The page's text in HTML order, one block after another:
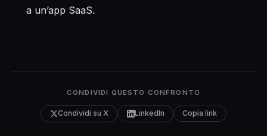
a un’app SaaS.
CONDIVIDI QUESTO CONFRONTO
Condividi su X LinkedIn Copia link